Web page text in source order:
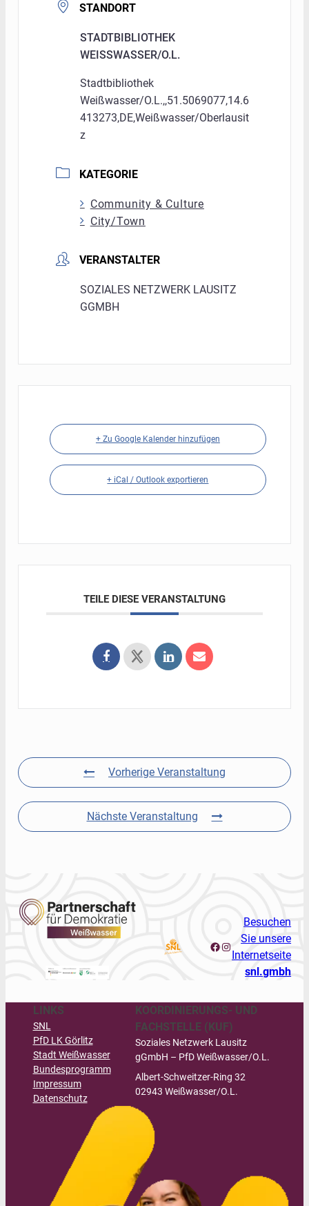
STANDORT
STADTBIBLIOTHEK
WEISSWASSER/O.L.
Stadtbibliothek
Weißwasser/O.L.,,51.5069077,14.6
413273,DE,Weißwasser/Oberlausit
z
KATEGORIE
Community & Culture
City/Town
VERANSTALTER
SOZIALES NETZWERK LAUSITZ
GGMBH
+ Zu Google Kalender hinzufügen
+ iCal / Outlook exportieren
TEILE DIESE VERANSTALTUNG
Vorherige Veranstaltung
Nächste Veranstaltung
Facebook
Instagram
Besuchen
Sie unsere
Internetseite
snl.gmbh
LINKS
SNL
PfD LK Görlitz
Stadt Weißwasser
Bundesprogramm
Impressum
Datenschutz
KOORDINIERUNGS- UND
FACHSTELLE (KUF)
Soziales Netzwerk Lausitz
gGmbH – PfD Weißwasser/O.L.
Albert-Schweitzer-Ring 32
02943 Weißwasser/O.L.